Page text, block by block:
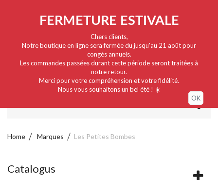
FERMETURE ESTIVALE
Chers clients,
Notre boutique en ligne sera fermée du jusqu'au 21 août pour
congés annuels.
Les commandes passées durant cette période seront traitées à
notre retour.
Merci pour votre compréhension et votre fidélité.
Nous vous souhaitons un bel été ! ☀️
OK
Home Marques Les Petites Bombes
Catalogus